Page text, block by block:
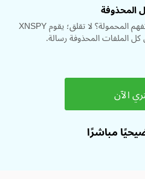
المحذوفة
ماذا لو تم حذف الرسائل من هواتفهم المحمولة؟ لا تقلق؛ يقوم XNSPY
الملفات المحذوفة رسالة.
الآن
مباشرًا